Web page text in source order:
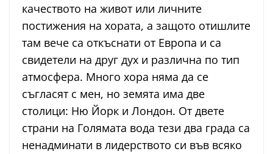
качеството на живот или личните
постижения на хората, а защото отишлите
там вече са откъснати от Европа и са
свидетели на друг дух и различна по тип
атмосфера. Много хора няма да се
съгласят с мен, но земята има две
столици: Ню Йорк и Лондон. От двете
страни на Голямата вода тези два града са
ненадминати в лидерството си във всяко